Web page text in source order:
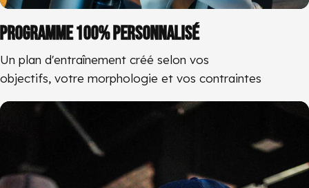
PROGRAMME 100% PERSONNALISÉ
Un plan d'entraînement créé selon vos
objectifs, votre morphologie et vos contraintes